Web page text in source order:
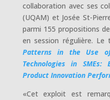
collaboration avec ses
(UQAM) et Josée St-
parmi 155 propositions
en session régulière.
Patterns in the Use of
Technologies in
Product Innovation
«Cet exploit est